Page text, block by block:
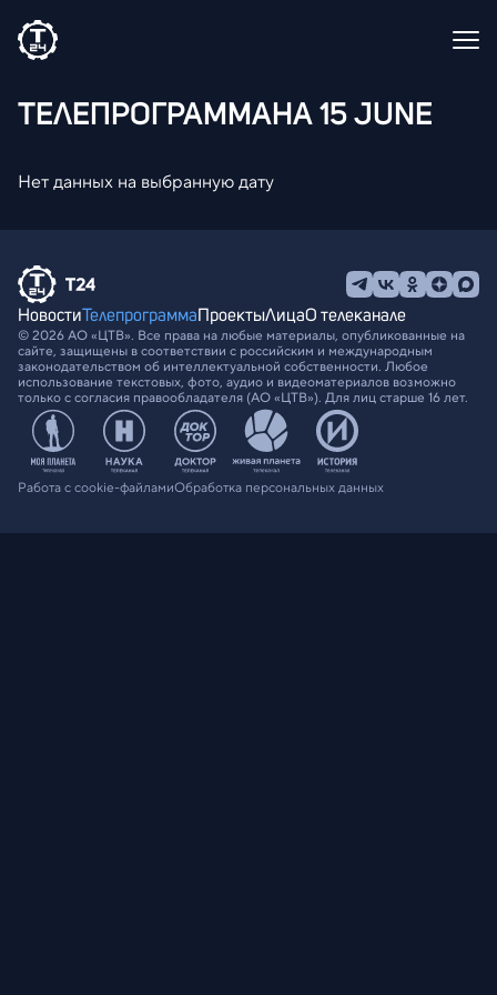
ТЕЛЕПРОГРАММАНА 15 JUNE
Нет данных на выбранную дату
НовостиТелепрограммаПроектыЛицаО телеканале
© 2026 АО «ЦТВ». Все права на любые материалы, опубликованные на
сайте, защищены в соответствии с российским и международным
законодательством об интеллектуальной собственности. Любое
использование текстовых, фото, аудио и видеоматериалов возможно
только с согласия правообладателя (АО «ЦТВ»). Для лиц старше 16 лет.
Работа с cookie-файламиОбработка персональных данных